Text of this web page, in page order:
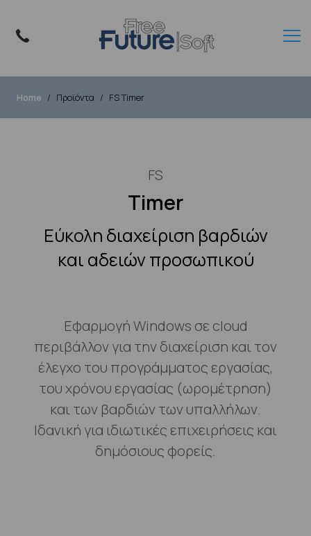
Home Προϊόντα FS Timer
FS
Timer
Εύκολη διαχείριση βαρδιών
και αδειών προσωπικού
Εφαρμογή Windows σε cloud
περιβάλλον για την διαχείριση και τον
έλεγχο του προγράμματος εργασίας,
του χρόνου εργασίας (ωρομέτρηση)
και των βαρδιών των υπαλλήλων.
Ιδανική για ιδιωτικές επιχειρήσεις και
δημόσιους φορείς.